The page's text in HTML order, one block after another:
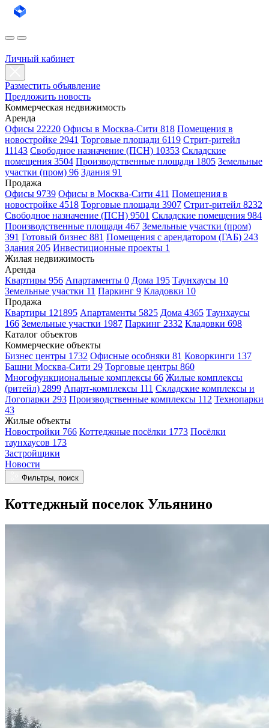
Личный кабинет
Разместить объявление
Предложить новость
Коммерческая недвижимость
Аренда
Офисы 22220 Офисы в Москва-Сити 818 Помещения в
новостройке 2941 Торговые площади 6119 Стрит-ритейл
11143 Свободное назначение (ПСН) 10353 Складские
помещения 3504 Производственные площади 1805 Земельные
участки (пром) 96 Здания 91
Продажа
Офисы 9739 Офисы в Москва-Сити 411 Помещения в
новостройке 4518 Торговые площади 3907 Стрит-ритейл 8232
Свободное назначение (ПСН) 9501 Складские помещения 984
Производственные площади 467 Земельные участки (пром)
391 Готовый бизнес 881 Помещения с арендатором (ГАБ) 243
Здания 205 Инвестиционные проекты 1
Жилая недвижимость
Аренда
Квартиры 956 Апартаменты 0 Дома 195 Таунхаусы 10
Земельные участки 11 Паркинг 9 Кладовки 10
Продажа
Квартиры 121895 Апартаменты 5825 Дома 4365 Таунхаусы
166 Земельные участки 1987 Паркинг 2332 Кладовки 698
Каталог объектов
Коммерческие объекты
Бизнес центры 1732 Офисные особняки 81 Коворкинги 137
Башни Москва-Сити 29 Торговые центры 860
Многофункциональные комплексы 66 Жилые комплексы
(ритейл) 2899 Апарт-комплексы 111 Складские комплексы и
Логопарки 293 Производственные комплексы 112 Технопарки
43
Жилые объекты
Новостройки 766 Коттеджные посёлки 1773 Посёлки
таунхаусов 173
Застройщики
Новости
Фильтры, поиск
Коттеджный поселок Ульянино